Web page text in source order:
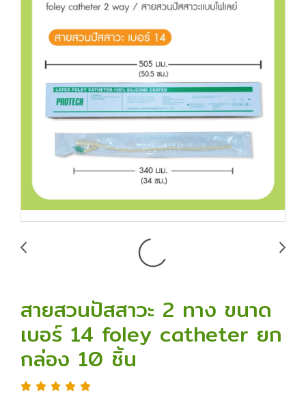
สายสวนปัสสาวะ 2 ทาง ขนาด
เบอร์ 14 foley catheter ยก
กล่อง 10 ชิ้น